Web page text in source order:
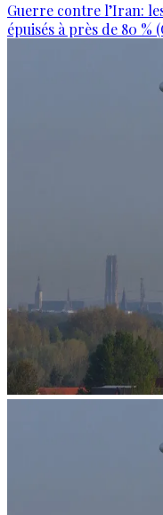
Guerre contre l’Iran:
épuisés à près de 80 %